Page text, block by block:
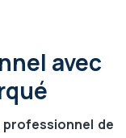
avec
professionnel de